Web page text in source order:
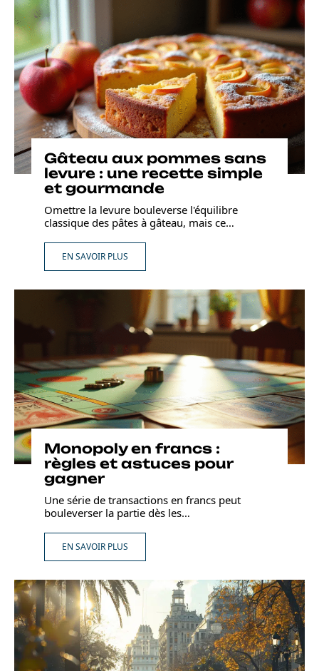
Gâteau aux pommes sans
levure : une recette simple
et gourmande
Omettre la levure bouleverse l'équilibre
classique des pâtes à gâteau, mais ce…
EN SAVOIR PLUS
Monopoly en francs :
règles et astuces pour
gagner
Une série de transactions en francs peut
bouleverser la partie dès les…
EN SAVOIR PLUS